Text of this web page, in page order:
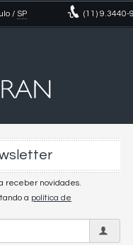
/ SP (11) 9.3440-
receber novidades.
a política de